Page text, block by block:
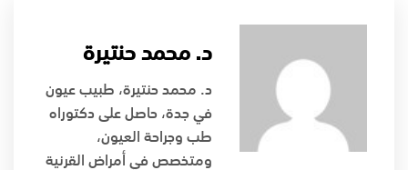
د. محمد حنتيرة
د. محمد حنتيرة، طبيب عيون
في جدة، حاصل على دكتوراه
طب وجراحة العيون،
ومتخصص في أمراض القرنية